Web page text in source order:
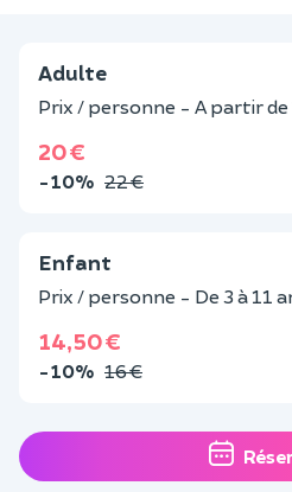
Adulte
Prix / personne - A partir de
20 €
-10% 22 €
Enfant
Prix / personne - De 3 à 11
14,50 €
-10% 16 €